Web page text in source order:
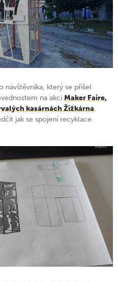
návštěvníka, který se přišel
na akci Maker Faire,
kasárnách Žižkárna.
jak se spojení recyklace